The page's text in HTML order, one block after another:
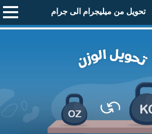
تحويل من ميليجرام الى جرام